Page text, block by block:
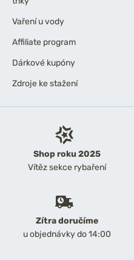
Shop roku 2025
Vítěz sekce rybaření
Zítra doručíme
u objednávky do 14:00
Vaření u vody
Affiliate program
Dárkové kupóny
Zdroje ke stažení